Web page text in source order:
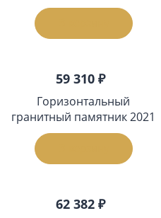
59 310 ₽
Горизонтальный
гранитный памятник 2021
62 382 ₽